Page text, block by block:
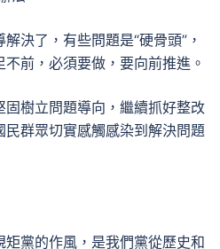
決了，有些問題是“硬骨頭”，
前，必須要做，要向前推進。
樹立問題導向，繼續抓好整改
群眾切實感觸感染到解決問題
黨的作風，是我們黨從歷史和